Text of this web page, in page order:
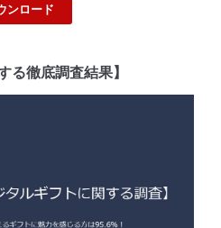
ンロード
る徹底調査結果】